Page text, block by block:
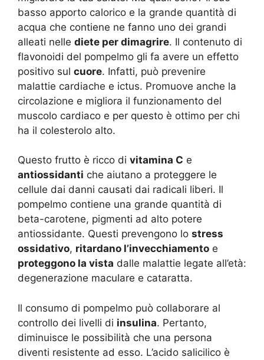
basso apporto calorico e la grande quantità di
acqua che contiene ne fanno uno dei grandi
alleati nelle diete per dimagrire. Il contenuto di
flavonoidi del pompelmo gli fa avere un effetto
positivo sul cuore. Infatti, può prevenire
malattie cardiache e ictus. Promuove anche la
circolazione e migliora il funzionamento del
muscolo cardiaco e per questo è ottimo per chi
ha il colesterolo alto.
Questo frutto è ricco di vitamina C e
antiossidanti che aiutano a proteggere le
cellule dai danni causati dai radicali liberi. Il
pompelmo contiene una grande quantità di
beta-carotene, pigmenti ad alto potere
antiossidante. Questi prevengono lo stress
ossidativo, ritardano l’invecchiamento e
proteggono la vista dalle malattie legate all’età:
degenerazione maculare e cataratta.
Il consumo di pompelmo può collaborare al
controllo dei livelli di insulina. Pertanto,
diminuisce le possibilità che una persona
diventi resistente ad esso. L’acido salicilico è